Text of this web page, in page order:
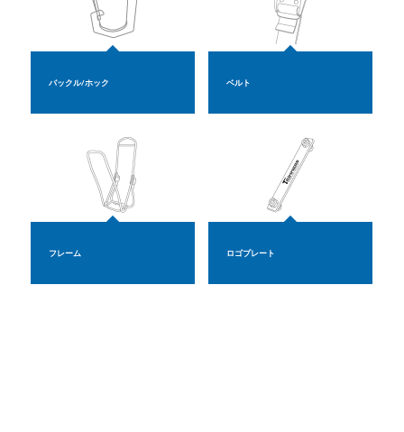
バックル/ホック ベルト
フレーム ロゴプレート